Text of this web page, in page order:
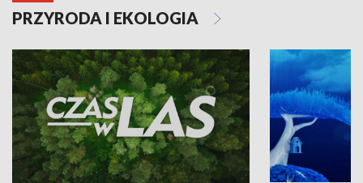
PRZYRODA I EKOLOGIA